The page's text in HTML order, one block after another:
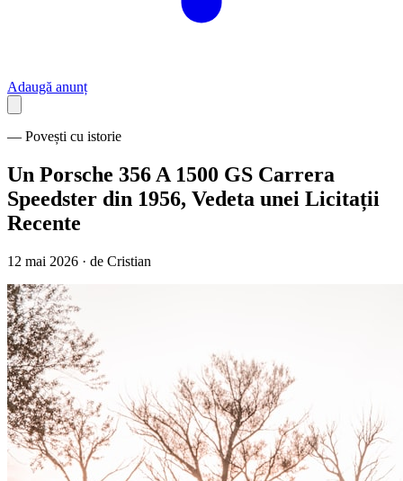
Adaugă anunț
— Povești cu istorie
Un Porsche 356 A 1500 GS Carrera
Speedster din 1956, Vedeta unei Licitații
Recente
12 mai 2026 · de Cristian